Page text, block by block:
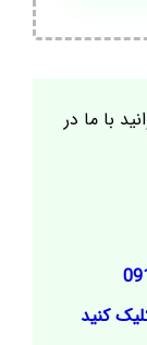
با ما در
کنید